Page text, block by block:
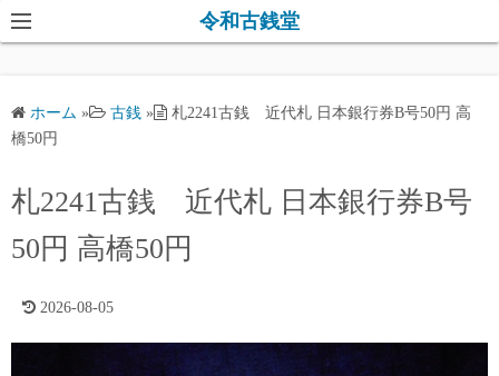
コ
ン
ツ
キ
ッ
令和古銭堂
ホーム » 古銭 »
札2241古銭 近代札 日本銀行券B号50円 高
橋50円
札2241古銭 近代札 日本銀行券B号
50円 高橋50円
2026-08-05